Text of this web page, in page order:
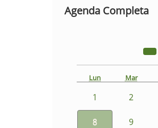
Agenda Completa
Lun Mar
1 2
8 9